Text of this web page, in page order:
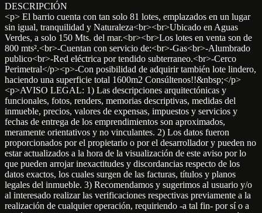
DESCRIPCIÓN
<p> El barrio cuenta con tan solo 81 lotes, emplazados en un lugar
sin igual, tranquilidad y Naturaleza<br><br>Ubicado en Aguas
Verdes, a solo 150 Mts. del mar.<br><br>Los lotes en venta son de
800 mts².<br>-Cuentan con servicio de:<br>-Gas<br>-Alumbrado
publico<br>-Red eléctrica por tendido subterraneo.<br>-Cerco
Perimetral</p><p>-Con posibilidad de adquirir también lote lindero,
haciendo una superficie total 1600m2 Consúltenos!!&nbsp;</p>
<p>AVISO LEGAL: 1) Las descripciones arquitectónicas y
funcionales, fotos, renders, memorias descriptivas, medidas del
inmueble, precios, valores de expensas, impuestos y servicios y
fechas de entrega de los emprendimientos son aproximados,
meramente orientativos y no vinculantes. 2) Los datos fueron
proporcionados por el propietario o por el desarrollador y pueden no
estar actualizados a la hora de la visualización de este aviso por lo
que pueden arrojar inexactitudes y discordancias respecto de los
datos exactos, los cuales surgen de las facturas, títulos y planos
legales del inmueble. 3) Recomendamos y sugerimos al usuario y/o
al interesado realizar las verificaciones respectivas previamente a la
realización de cualquier operación, requiriendo -a tal fin- por sí o a